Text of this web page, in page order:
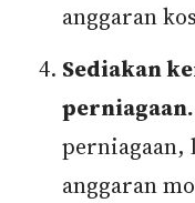
anggaran
Sediakan
perniagaan.
perniagaan,
anggaran